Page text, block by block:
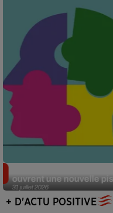
31 juillet 2026
ouvrent une nouvelle
+ D'ACTU POSITIVE